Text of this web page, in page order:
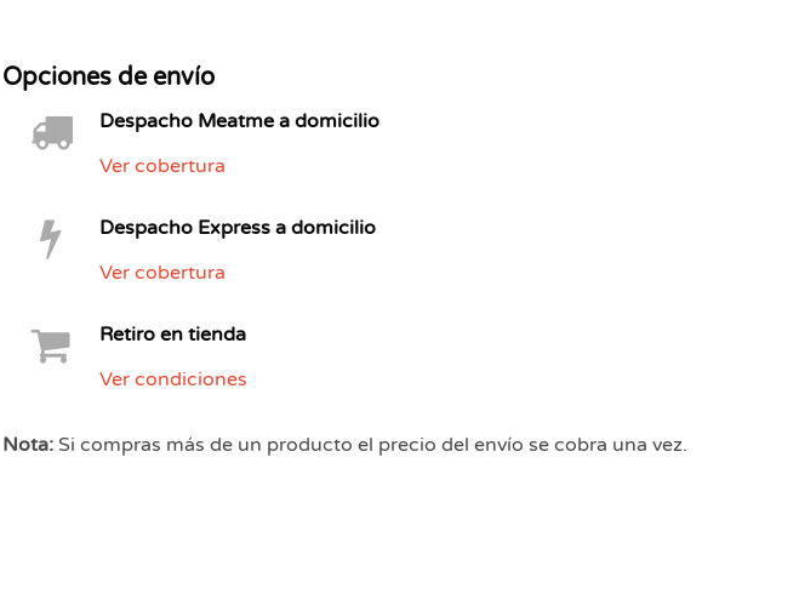
Opciones de envío
Despacho Meatme a domicilio
Ver cobertura
Despacho Express a domicilio
Ver cobertura
Retiro en tienda
Ver condiciones
Nota: Si compras más de un producto el precio del envío se cobra una vez.